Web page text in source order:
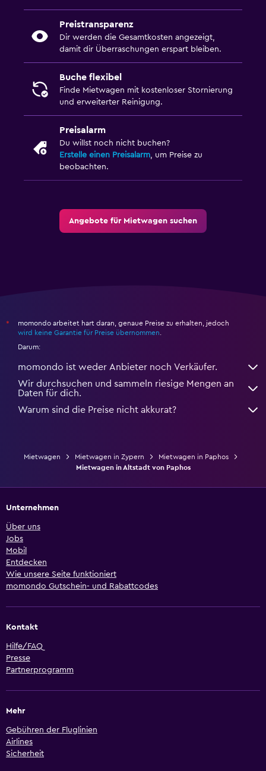
Preistransparenz
Dir werden die Gesamtkosten angezeigt,
damit dir Überraschungen erspart bleiben.
Buche flexibel
Finde Mietwagen mit kostenloser Stornierung
und erweiterter Reinigung.
Preisalarm
Du willst noch nicht buchen?
Erstelle einen Preisalarm, um Preise zu
beobachten.
Angebote für Mietwagen suchen
*
momondo arbeitet hart daran, genaue Preise zu erhalten, jedoch
wird keine Garantie für Preise übernommen.
Darum:
momondo ist weder Anbieter noch Verkäufer.
Wir durchsuchen und sammeln riesige Mengen an
Daten für dich.
Warum sind die Preise nicht akkurat?
Mietwagen Mietwagen in Zypern
Mietwagen in Paphos
Mietwagen in Altstadt von Paphos
Unternehmen
Über uns
Jobs
Mobil
Entdecken
Wie unsere Seite funktioniert
momondo Gutschein- und Rabattcodes
Kontakt
Hilfe/FAQ
Presse
Partnerprogramm
Mehr
Gebühren der Fluglinien
Airlines
Sicherheit